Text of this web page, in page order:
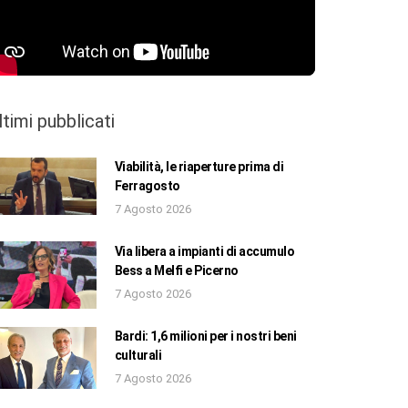
pubblicati
Viabilità, le riaperture prima di
Ferragosto
7 Agosto 2026
Via libera a impianti di accumulo
Bess a Melfi e Picerno
7 Agosto 2026
Bardi: 1,6 milioni per i nostri beni
culturali
7 Agosto 2026